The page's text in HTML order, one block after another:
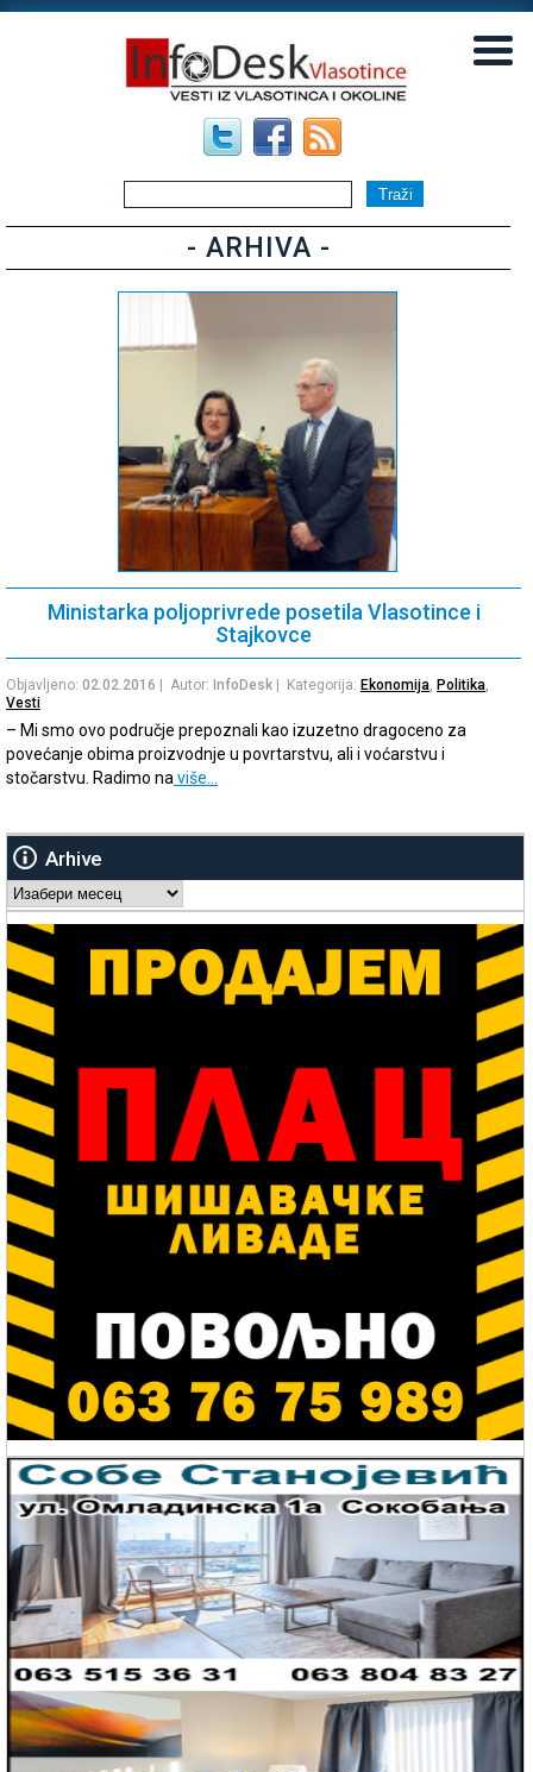
- ARHIVA -
Ministarka poljoprivrede posetila Vlasotince i
Stajkovce
Objavljeno: 02.02.2016 | Autor: InfoDesk | Kategorija: Ekonomija, Politika,
Vesti
– Mi smo ovo područje prepoznali kao izuzetno dragoceno za
povećanje obima proizvodnje u povrtarstvu, ali i voćarstvu i
stočarstvu. Radimo naviše…
Arhive
Arhive